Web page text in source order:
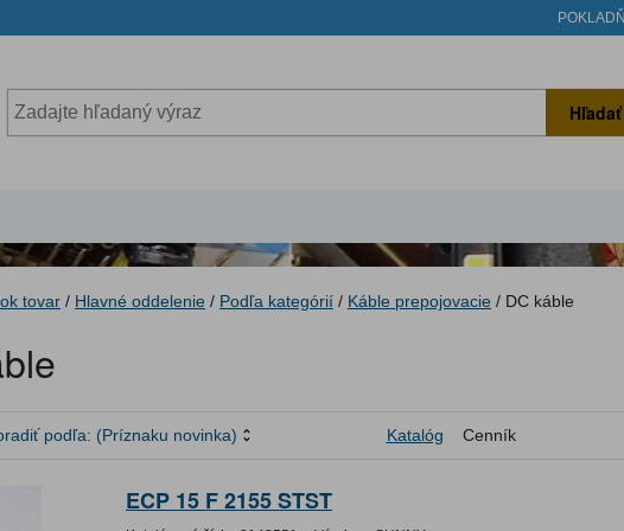
Hľadať
tovar / Hlavné oddelenie / Podľa kategórií / Káble prepojovacie / DC káble
podľa: (Príznaku novinka) Katalóg Cenník
ECP 15 F 2155 STST